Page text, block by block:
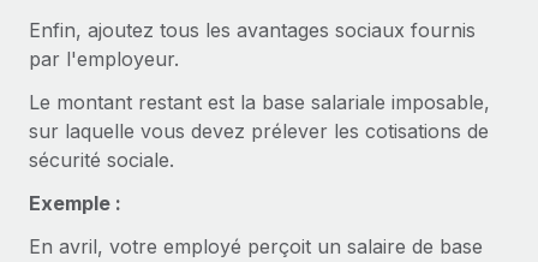
SERVICES
Demandez aux experts
Recevez des conseils d’experts sur les RH à
l’international et la conformité
Contrôles d’antécédents
Devenir partenaire
Remote Build Bientôt disponible
Conseil en intégrations et automatisations assistées par
l’IA
Salle de presse
Données sur les salaires et les talents
Centre de ressources
Obtenir de l’aide
Voir toutes les ressources
Enfin, ajoutez tous les avantages sociaux fournis
par l'employeur.
Le montant restant est la base salariale imposable,
sur laquelle vous devez prélever les cotisations de
sécurité sociale.
Exemple :
En avril, votre employé perçoit un salaire de base